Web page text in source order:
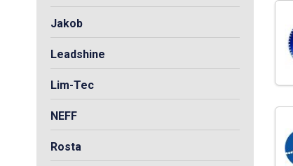
Jakob
Leadshine
Lim-Tec
NEFF
Rosta